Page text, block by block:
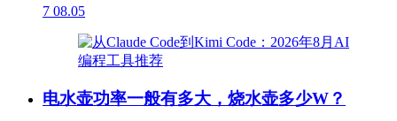
7 08.05
电水壶功率一般有多大，烧水壶多少W？